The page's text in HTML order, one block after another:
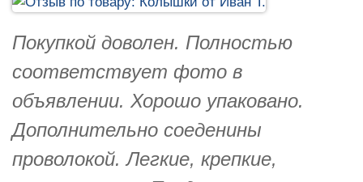
Покупкой доволен. Полностью
соответствует фото в
объявлении. Хорошо упаковано.
Дополнительно соеденины
проволокой. Легкие, крепкие,